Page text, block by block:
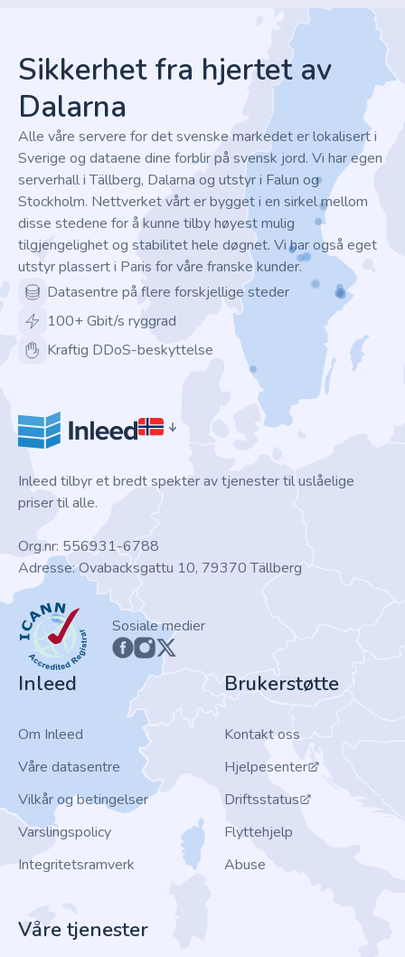
Sikkerhet fra hjertet av
Dalarna
Alle våre servere for det svenske markedet er lokalisert i
Sverige og dataene dine forblir på svensk jord. Vi har egen
serverhall i Tällberg, Dalarna og utstyr i Falun og
Stockholm. Nettverket vårt er bygget i en sirkel mellom
disse stedene for å kunne tilby høyest mulig
tilgjengelighet og stabilitet hele døgnet. Vi har også eget
utstyr plassert i Paris for våre franske kunder.
Datasentre på flere forskjellige steder
100+ Gbit/s ryggrad
Kraftig DDoS-beskyttelse
Inleed tilbyr et bredt spekter av tjenester til uslåelige
priser til alle.
Org.nr: 556931-6788
Adresse: Ovabacksgattu 10, 79370 Tällberg
ICANN
Sosiale medier
Inleed
Om Inleed
Våre datasentre
Vilkår og betingelser
Varslingspolicy
Integritetsramverk
Brukerstøtte
Kontakt oss
Hjelpesenter
Driftsstatus
Flyttehjelp
Abuse
Våre tjenester